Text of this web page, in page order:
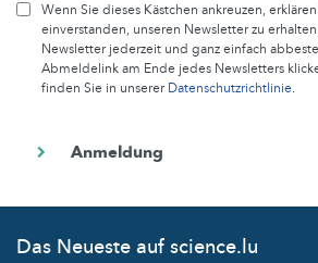
Wenn Sie dieses Kästchen ankreuzen,
einverstanden, unseren Newsletter zu
Newsletter jederzeit und ganz einfach
Abmeldelink am Ende jedes Newsletters
finden Sie in unsererDatenschutzrichtlinie.
Das Neueste auf science.lu